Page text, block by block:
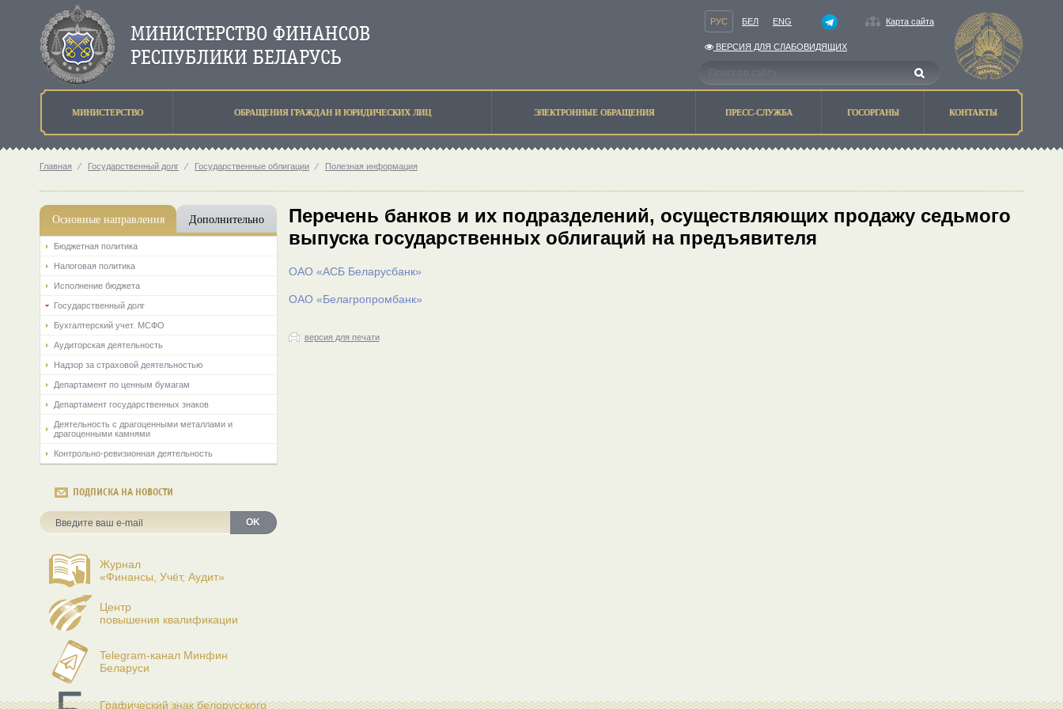
РУС БЕЛ ENG Карта сайта
ВЕРСИЯ ДЛЯ СЛАБОВИДЯЩИХ
МИНИСТЕРСТВО ОБРАЩЕНИЯ ГРАЖДАН И ЮРИДИЧЕСКИХ ЛИЦ ЭЛЕКТРОННЫЕ ОБРАЩЕНИЯ ПРЕСС-СЛУЖБА ГОСОРГАНЫ КОНТАКТЫ
Главная ⁄ Государственный долг ⁄ Государственные облигации ⁄ Полезная информация
Основные направления Дополнительно
Бюджетная политика
Налоговая политика
Исполнение бюджета
Государственный долг
Бухгалтерский учет. МСФО
Аудиторская деятельность
Надзор за страховой деятельностью
Департамент по ценным бумагам
Департамент государственных знаков
Деятельность с драгоценными металлами и
драгоценными камнями
Контрольно-ревизионная деятельность
ПОДПИСКА НА НОВОСТИ
OK
Журнал
«Финансы, Учёт, Аудит»
Центр
повышения квалификации
Telegram-канал Минфин
Беларуси
Графический знак белорусского
Перечень банков и их подразделений, осуществляющих продажу седьмого
выпуска государственных облигаций на предъявителя
ОАО «АСБ Беларусбанк»
ОАО «Белагропромбанк»
версия для печати